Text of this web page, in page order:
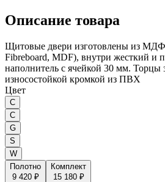
Описание товара
Щитовые двери изготовлены из МДФ
Fibreboard, MDF), внутри жесткий и
наполнитель с ячейкой 30 мм.
износостойкой кромкой из ПВХ
Цвет
C
C
G
S
W
Полотно
9 420 ₽
Комплект
15 180 ₽